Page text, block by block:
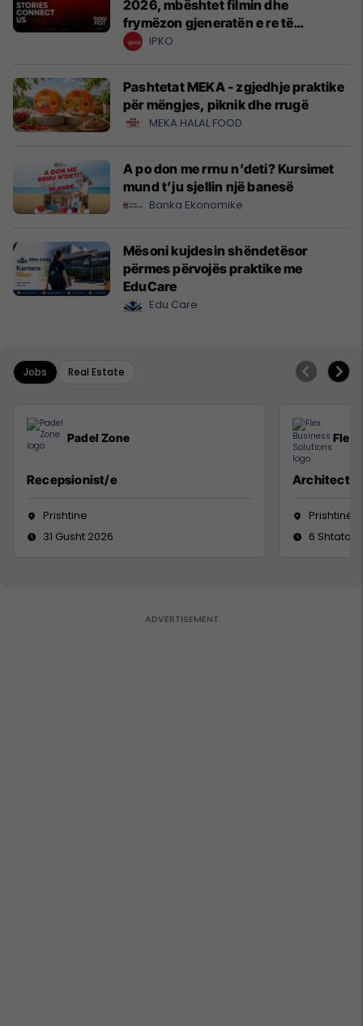
2026, mbështet filmin dhe
frymëzon gjeneratën e re të
krijuesve
IPKO
Pashtetat MEKA - zgjedhje praktike
për mëngjes, piknik dhe rrugë
MEKA HALAL FOOD
A po don me rrnu n’deti? Kursimet
mund t’ju sjellin një banesë
Banka Ekonomike
Mësoni kujdesin shëndetësor
përmes përvojës praktike me
EduCare
Edu Care
Jobs Real Estate
Padel Zone
Recepsionist/e
Prishtine
31 Gusht 2026
Flex
Architect
Prishtinë
6 Shtator